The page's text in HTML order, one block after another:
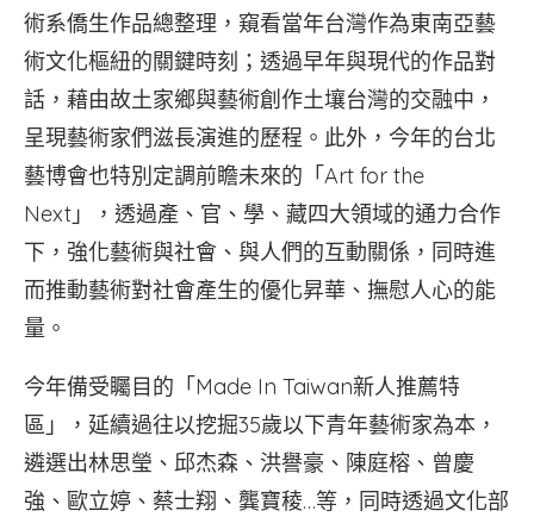
術系僑生作品總整理，窺看當年台灣作為東南亞藝
術文化樞紐的關鍵時刻；透過早年與現代的作品對
話，藉由故土家鄉與藝術創作土壤台灣的交融中，
呈現藝術家們滋長演進的歷程。此外，今年的台北
藝博會也特別定調前瞻未來的「Art for the
Next」，透過產、官、學、藏四大領域的通力合作
下，強化藝術與社會、與人們的互動關係，同時進
而推動藝術對社會產生的優化昇華、撫慰人心的能
量。
今年備受矚目的「Made In Taiwan新人推薦特
區」，延續過往以挖掘35歲以下青年藝術家為本，
遴選出林思瑩、邱杰森、洪譽豪、陳庭榕、曾慶
強、歐立婷、蔡士翔、龔寶稜…等，同時透過文化部